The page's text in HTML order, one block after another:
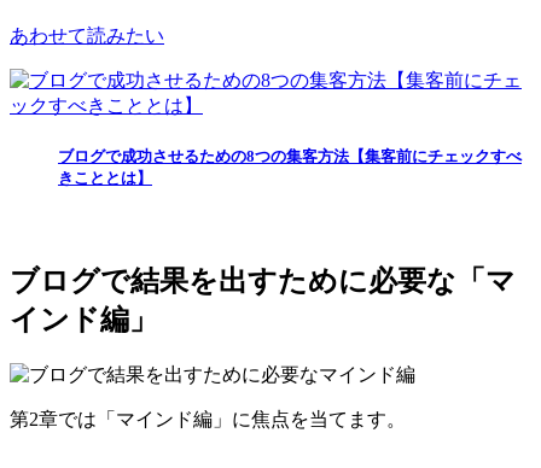
あわせて読みたい
ブログで成功させるための8つの集客方法【集客前にチェックすべ
きこととは】
ブログで結果を出すために必要な「マ
インド編」
第2章では「マインド編」に焦点を当てます。